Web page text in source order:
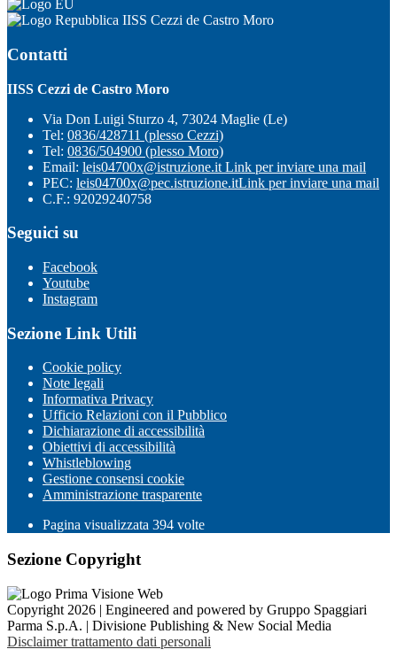
IISS Cezzi de Castro Moro
Contatti
IISS Cezzi de Castro Moro
Via Don Luigi Sturzo 4, 73024 Maglie (Le)
Tel: 0836/428711 (plesso Cezzi)
Tel: 0836/504900 (plesso Moro)
Email: leis04700x@istruzione.it Link per inviare una mail
PEC: leis04700x@pec.istruzione.itLink per inviare una mail
C.F.: 92029240758
Seguici su
Facebook
Youtube
Instagram
Sezione Link Utili
Cookie policy
Note legali
Informativa Privacy
Ufficio Relazioni con il Pubblico
Dichiarazione di accessibilità
Obiettivi di accessibilità
Whistleblowing
Gestione consensi cookie
Amministrazione trasparente
Pagina visualizzata 394 volte
Sezione Copyright
Copyright 2026 | Engineered and powered by Gruppo Spaggiari
Parma S.p.A. | Divisione Publishing & New Social Media
Disclaimer trattamento dati personali